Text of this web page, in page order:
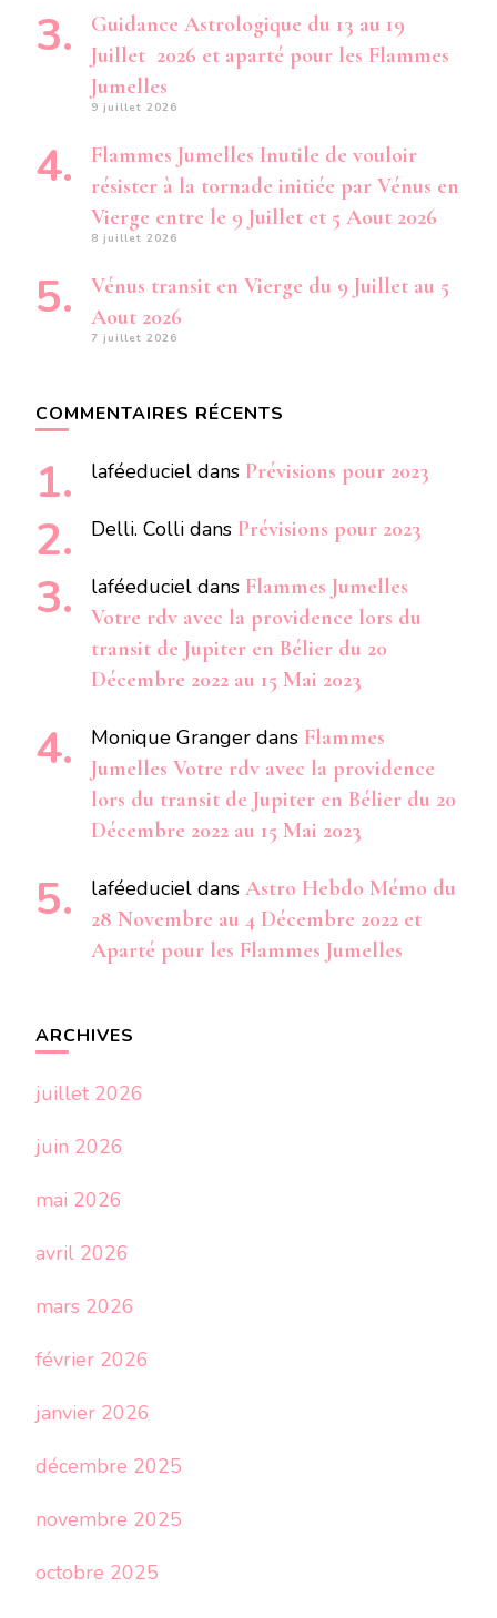
Guidance Astrologique du 13 au 19
Juillet 2026 et aparté pour les Flammes
Jumelles
9 juillet 2026
Flammes Jumelles Inutile de vouloir
résister à la tornade initiée par Vénus en
Vierge entre le 9 Juillet et 5 Aout 2026
8 juillet 2026
Vénus transit en Vierge du 9 Juillet au 5
Aout 2026
7 juillet 2026
COMMENTAIRES RÉCENTS
laféeduciel dans Prévisions pour 2023
Delli. Colli dans Prévisions pour 2023
laféeduciel dans Flammes Jumelles
Votre rdv avec la providence lors du
transit de Jupiter en Bélier du 20
Décembre 2022 au 15 Mai 2023
Monique Granger dans Flammes
Jumelles Votre rdv avec la providence
lors du transit de Jupiter en Bélier du 20
Décembre 2022 au 15 Mai 2023
laféeduciel dans Astro Hebdo Mémo du
28 Novembre au 4 Décembre 2022 et
Aparté pour les Flammes Jumelles
ARCHIVES
juillet 2026
juin 2026
mai 2026
avril 2026
mars 2026
février 2026
janvier 2026
décembre 2025
novembre 2025
octobre 2025